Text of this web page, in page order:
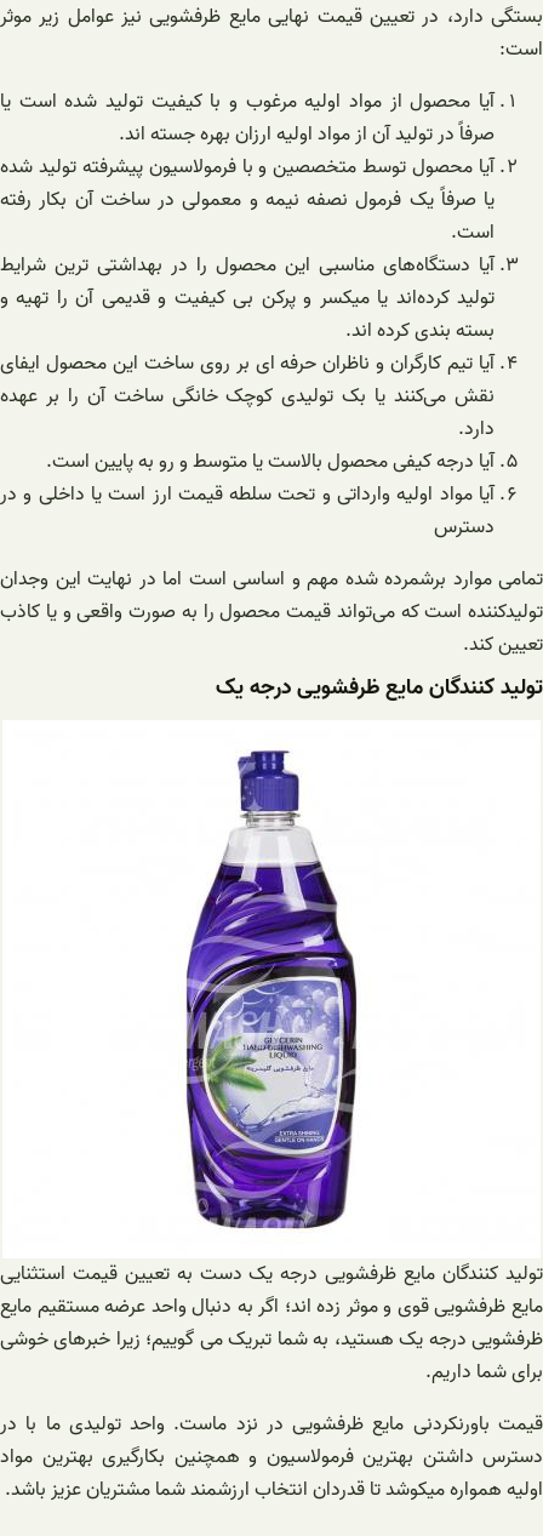
بستگی دارد، در تعیین قیمت نهایی مایع ظرفشویی نیز عوامل زیر موثر
است:
آیا محصول از مواد اولیه مرغوب و با کیفیت تولید شده است یا
صرفاً در تولید آن از مواد اولیه ارزان بهره جسته اند.
آیا محصول توسط متخصصین و با فرمولاسیون پیشرفته تولید شده
یا صرفاً یک فرمول نصفه نیمه و معمولی در ساخت آن بکار رفته
است.
آیا دستگاه‌های مناسبی این محصول را در بهداشتی ترین شرایط
تولید کرده‌اند یا میکسر و پرکن بی کیفیت و قدیمی آن را تهیه و
بسته بندی کرده اند.
آیا تیم کارگران و ناظران حرفه ای بر روی ساخت این محصول ایفای
نقش می‌کنند یا بک تولیدی کوچک خانگی ساخت آن را بر عهده
دارد.
آیا درجه کیفی محصول بالاست یا متوسط و رو به پایین است.
آیا مواد اولیه وارداتی و تحت سلطه قیمت ارز است یا داخلی و در
دسترس
تمامی موارد برشمرده شده مهم و اساسی است اما در نهایت این وجدان
تولیدکننده است که می‌تواند قیمت محصول را به صورت واقعی و یا کاذب
تعیین کند.
تولید کنندگان مایع ظرفشویی درجه یک
تولید کنندگان مایع ظرفشویی درجه یک دست به تعیین قیمت استثنایی
مایع ظرفشویی قوی و موثر زده اند؛ اگر به دنبال واحد عرضه مستقیم مایع
ظرفشویی درجه یک هستید، به شما تبریک می گوییم؛ زیرا خبرهای خوشی
برای شما داریم.
قیمت باورنکردنی مایع ظرفشویی در نزد ماست. واحد تولیدی ما با در
دسترس داشتن بهترین فرمولاسیون و همچنین بکارگیری بهترین مواد
اولیه همواره میکوشد تا قدردان انتخاب ارزشمند شما مشتریان عزیز باشد.